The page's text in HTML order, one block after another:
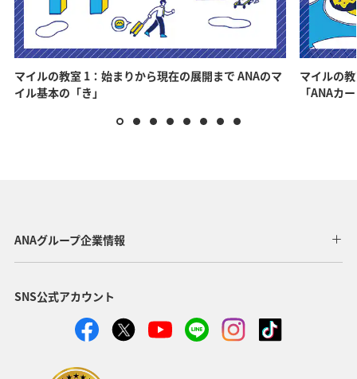
マイルの教室 1：始まりから現在の展開まで ANAのマ
イル基本の「き」
マイルの
「ANAカ
ANAグループ企業情報
SNS公式アカウント